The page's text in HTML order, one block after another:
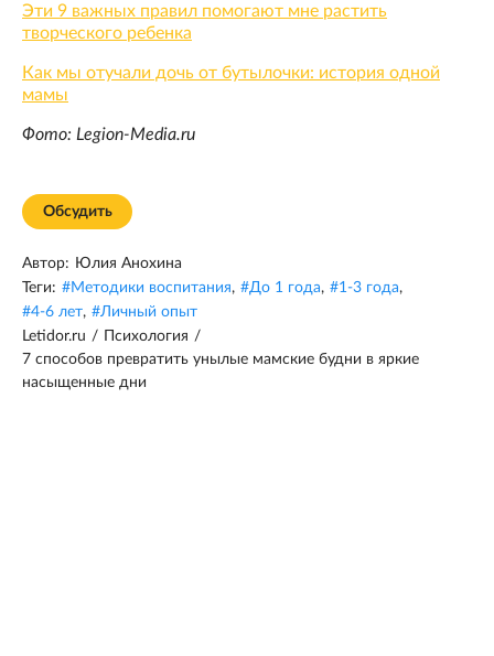
Эти 9 важных правил помогают мне растить
творческого ребенка
Как мы отучали дочь от бутылочки: история одной
мамы
Фото: Legion-Media.ru
Обсудить
Автор: Юлия Анохина
Теги: #Методики воспитания, #До 1 года, #1-3 года,
#4-6 лет, #Личный опыт
Letidor.ru / Психология /
7 способов превратить унылые мамские будни в яркие
насыщенные дни